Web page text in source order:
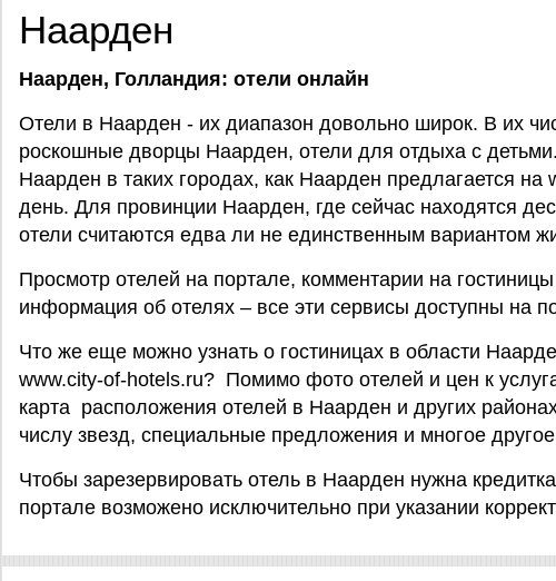
Наарден
Наарден, Голландия: отели онлайн
Отели в Наарден - их диапазон довольно широк. В их
роскошные дворцы Наарден, отели для отдыха с
Наарден в таких городах, как Наарден предлагается
день. Для провинции Наарден, где сейчас находятся
отели считаются едва ли не единственным вариантом
Просмотр отелей на портале, комментарии на
информация об отелях – все эти сервисы доступны на
Что же еще можно узнать о гостиницах в области
www.city-of-hotels.ru? Помимо фото отелей и цен к
карта расположения отелей в Наарден и других
числу звезд, специальные предложения и многое
Чтобы зарезервировать отель в Наарден нужна
портале возможено исключительно при указании